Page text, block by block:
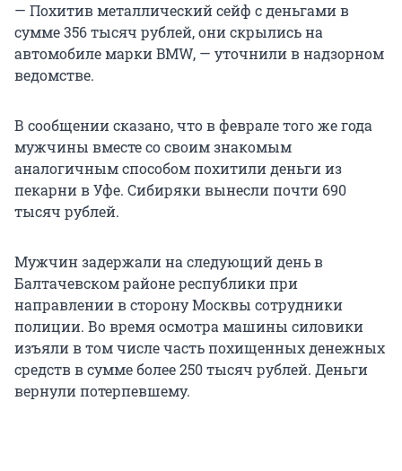
— Похитив металлический сейф с деньгами в
сумме 356 тысяч рублей, они скрылись на
автомобиле марки BMW, — уточнили в надзорном
ведомстве.
В сообщении сказано, что в феврале того же года
мужчины вместе со своим знакомым
аналогичным способом похитили деньги из
пекарни в Уфе. Сибиряки вынесли почти 690
тысяч рублей.
Мужчин задержали на следующий день в
Балтачевском районе республики при
направлении в сторону Москвы сотрудники
полиции. Во время осмотра машины силовики
изъяли в том числе часть похищенных денежных
средств в сумме более 250 тысяч рублей. Деньги
вернули потерпевшему.